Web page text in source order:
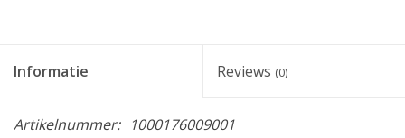
Informatie Reviews (0)
Artikelnummer:
1000176009001